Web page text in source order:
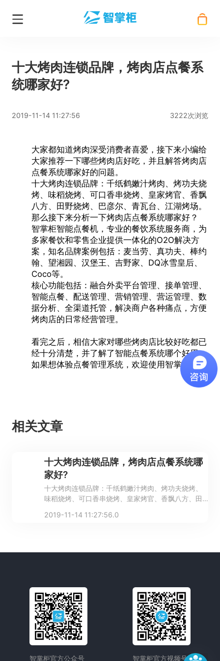
十大烤肉连锁品牌，烤肉店点餐系
统哪家好?
2019-11-14 11:27:56 3222次浏览
大家都知道烤肉深受消费者喜爱，接下来小编给
大家推荐一下哪些烤肉店好吃，并且解答烤肉店
点餐系统哪家好的问题。
十大烤肉连锁品牌：千纸鹤嫩汁烤肉、烤功夫烧
烤、味稻烧烤、可口香串烧烤、皇家烤官、香飘
八方、田野烧烤、巴彦尔、青瓦台、江湖烤场。
那么接下来分析一下烤肉店点餐系统哪家好？
智掌柜智能点餐机，专业的餐饮系统服务商，为
多家餐饮和零售企业提供一体化的O2O解决方
案，知名品牌案例包括：麦当劳、真功夫、棒约
翰、望湘园、汉堡王、吉野家、DQ冰雪皇后、
Coco等。
核心功能包括：融合外卖平台管理、接单管理、
智能点餐、配送管理、营销管理、营运管理、数
据分析、全渠道托管，解决商户各种痛点，方便
烤肉店的日常经营管理。
看完之后，相信大家对哪些烤肉店比较好吃都已
经十分清楚，并了解了智能点餐系统哪个好用，
如果想体验点餐管理系统，欢迎使用智掌柜。
相关文章
十大烤肉连锁品牌，烤肉店点餐系统哪
家好?
十大烤肉连锁品牌：千纸鹤嫩汁烤肉、烤功夫烧烤、
味稻烧烤、可口香串烧烤、皇家烤官、香飘八方、田
2019-11-14 11:27:56.0
智掌柜官方公众号 智掌柜官方视频号